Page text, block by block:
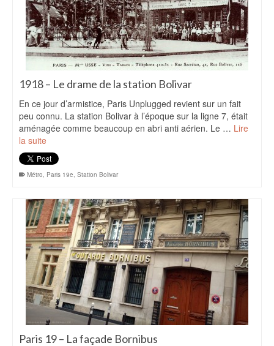
1918 – Le drame de la station Bolivar
En ce jour d’armistice, Paris Unplugged revient sur un fait
peu connu. La station Bolivar à l’époque sur la ligne 7, était
aménagée comme beaucoup en abri anti aérien. Le … Lire
la suite
Métro, Paris 19e, Station Bolivar
Paris 19 – La façade Bornibus